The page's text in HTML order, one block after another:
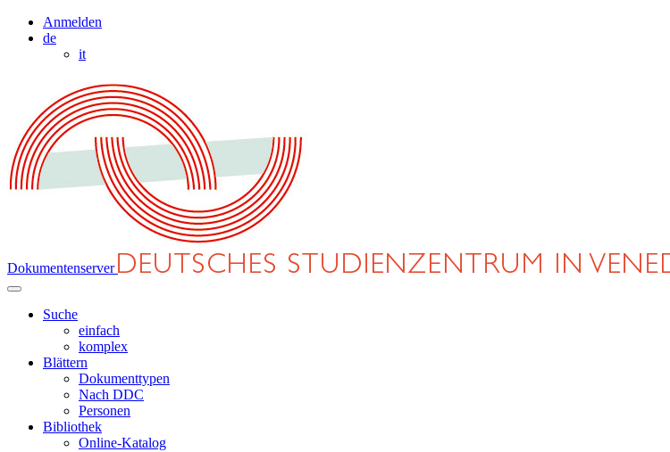
Anmelden
de
it
Dokumentenserver
Suche
einfach
komplex
Blättern
Dokumenttypen
Nach DDC
Personen
Bibliothek
Online-Katalog